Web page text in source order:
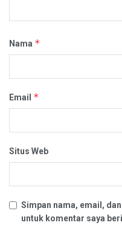
Nama *
Email *
Situs Web
Simpan nama, email,
untuk komentar saya